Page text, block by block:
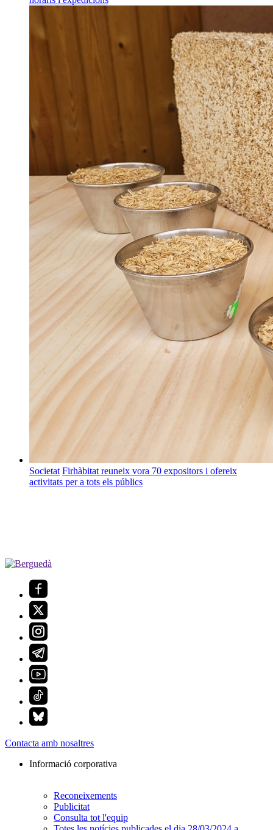
Societat Firhàbitat reuneix vora 70 expositors i ofereix
activitats per a tots els públics
Contacta amb nosaltres
Informació corporativa
Reconeixements
Publicitat
Consulta tot l'equip